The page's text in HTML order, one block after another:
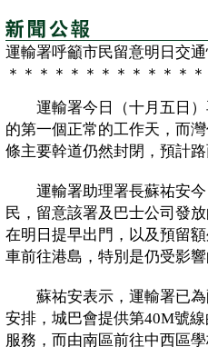
運輸署呼籲市民留意明日交
＊＊＊＊＊＊＊＊＊＊＊＊
運輸署今日（十月五日）
的第一個正常的工作天，而
條主要幹道仍然封閉，預計
運輸署助理署長蘇祐安今
民，留意該署及巴士公司發
在明日提早出門，以及預留
車前往港島，特別是仍受影
蘇祐安表示，運輸署已為
安排，城巴會提供第40M號
服務，而由南區前往中西區